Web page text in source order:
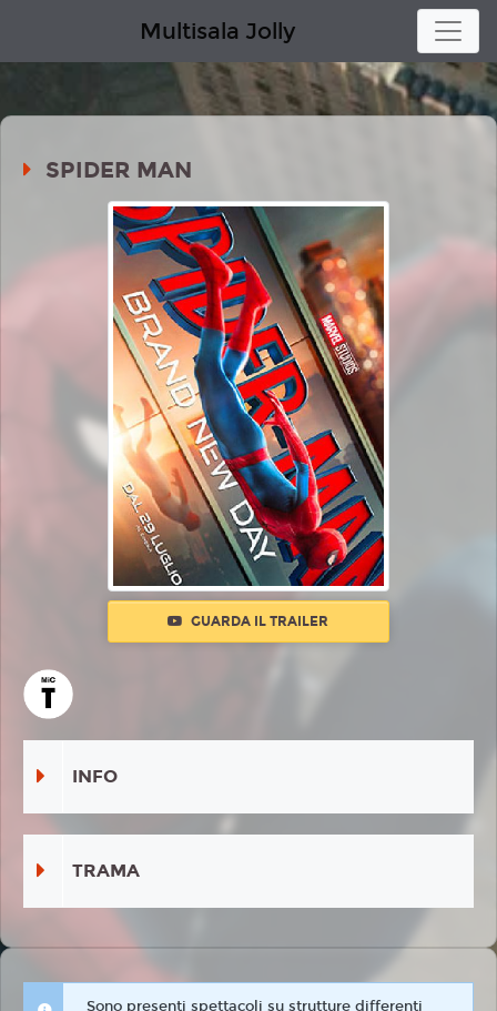
Multisala Jolly
SPIDER MAN
GUARDA IL TRAILER
INFO
TRAMA
Sono presenti spettacoli su strutture differenti